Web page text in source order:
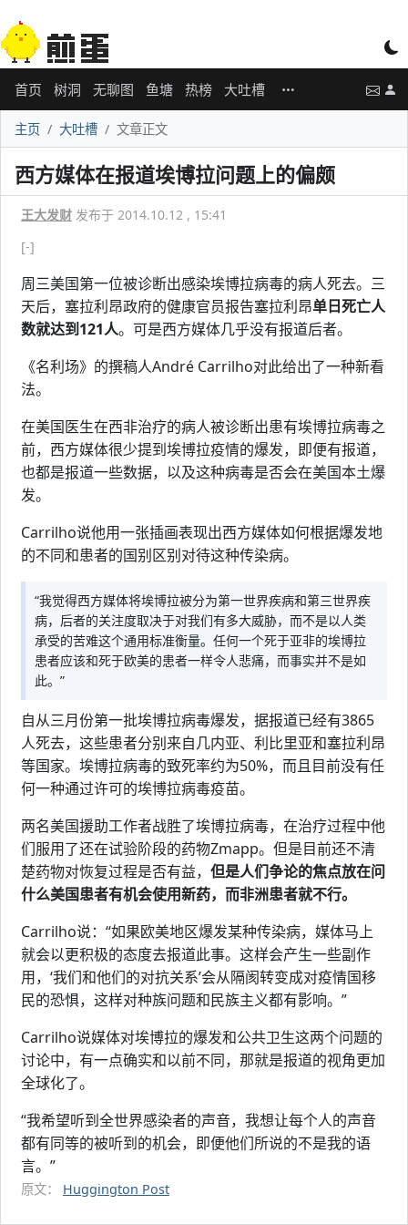
首页 树洞 无聊图 鱼塘 热榜 大吐槽
主页 大吐槽 文章正文
西方媒体在报道埃博拉问题上的偏颇
王大发财 发布于 2014.10.12 , 15:41
[-]
周三美国第一位被诊断出感染埃博拉病毒的病人死去。三
天后，塞拉利昂政府的健康官员报告塞拉利昂单日死亡人
数就达到121人。可是西方媒体几乎没有报道后者。
《名利场》的撰稿人André Carrilho对此给出了一种新看
法。
在美国医生在西非治疗的病人被诊断出患有埃博拉病毒之
前，西方媒体很少提到埃博拉疫情的爆发，即便有报道，
也都是报道一些数据，以及这种病毒是否会在美国本土爆
发。
Carrilho说他用一张插画表现出西方媒体如何根据爆发地
的不同和患者的国别区别对待这种传染病。
“我觉得西方媒体将埃博拉被分为第一世界疾病和第三世界疾
病，后者的关注度取决于对我们有多大威胁，而不是以人类
承受的苦难这个通用标准衡量。任何一个死于亚非的埃博拉
患者应该和死于欧美的患者一样令人悲痛，而事实并不是如
此。”
自从三月份第一批埃博拉病毒爆发，据报道已经有3865
人死去，这些患者分别来自几内亚、利比里亚和塞拉利昂
等国家。埃博拉病毒的致死率约为50%，而且目前没有任
何一种通过许可的埃博拉病毒疫苗。
两名美国援助工作者战胜了埃博拉病毒，在治疗过程中他
们服用了还在试验阶段的药物Zmapp。但是目前还不清
楚药物对恢复过程是否有益， 但是人们争论的焦点放在问
什么美国患者有机会使用新药，而非洲患者就不行。
Carrilho说：“如果欧美地区爆发某种传染病，媒体马上
就会以更积极的态度去报道此事。这样会产生一些副作
用，‘我们和他们的对抗关系’会从隔阂转变成对疫情国移
民的恐惧，这样对种族问题和民族主义都有影响。”
Carrilho说媒体对埃博拉的爆发和公共卫生这两个问题的
讨论中，有一点确实和以前不同，那就是报道的视角更加
全球化了。
“我希望听到全世界感染者的声音，我想让每个人的声音
都有同等的被听到的机会，即便他们所说的不是我的语
言。”
原文： Huggington Post